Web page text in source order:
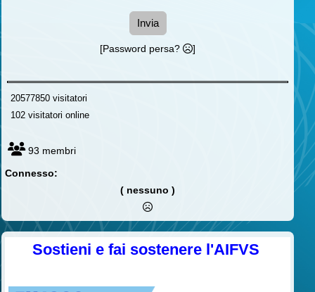
Invia
[Password persa? ]
20577850 visitatori
102 visitatori online
93 membri
Connesso:
( nessuno )
Sostieni e fai sostenere l'AIFVS